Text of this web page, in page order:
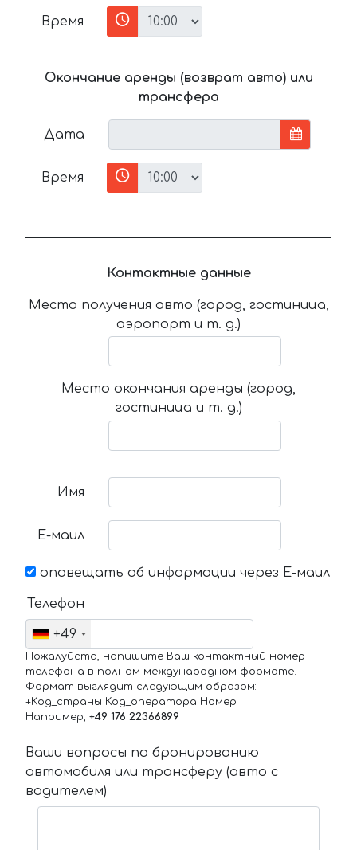
Время
Окончание аренды (возврат авто) или
трансфера
Дата
Время
Контактные данные
Место получения авто (город, гостиница,
аэропорт и т. д.)
Место окончания аренды (город,
гостиница и т. д.)
Имя
Е-маил
оповещать об информации через Е-маил
Телефон
+49
Пожалуйста, напишите Ваш контактный номер
телефона в полном международном формате.
Формат выглядит следующим образом:
+Код_страны Код_оператора Номер
Например, +49 176 22366899
Ваши вопросы по бронированию
автомобиля или трансферу (авто с
водителем)